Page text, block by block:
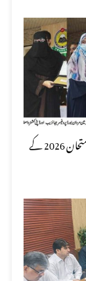
تعلیمی بورڈ مردان نے ایس ایس سی سالانہ اول امتحان 2026 کے